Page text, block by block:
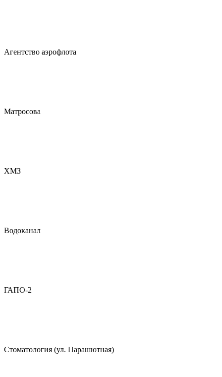
Агентство аэрофлота
Матросова
ХМЗ
Водоканал
ГАПО-2
Стоматология (ул. Парашютная)